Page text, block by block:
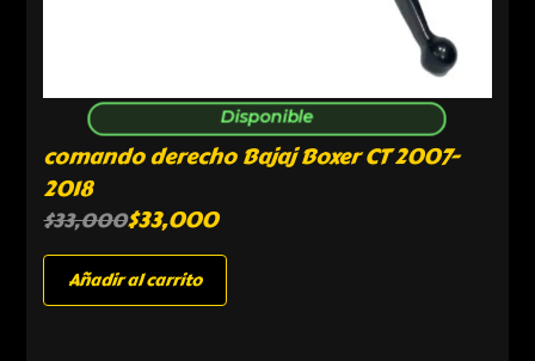
Disponible
comando derecho Bajaj Boxer CT 2007-
2018
$33,000$33,000
Añadir al carrito